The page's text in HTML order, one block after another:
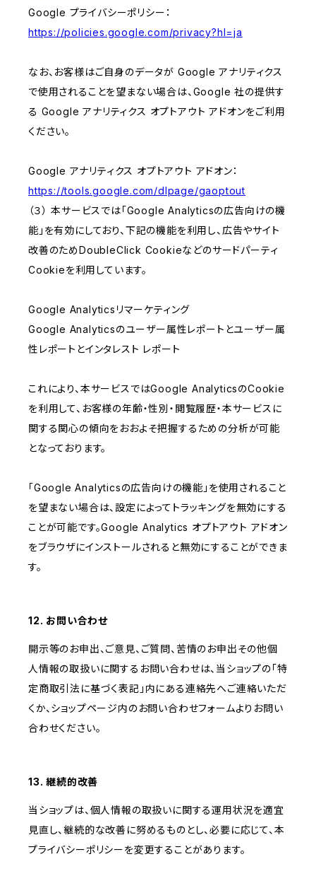
Google プライバシーポリシー：
https://policies.google.com/privacy?hl=ja
なお、お客様はご自身のデータが Google アナリティクス
で使用されることを望まない場合は、Google 社の提供す
る Google アナリティクス オプトアウト アドオンをご利用
ください。
Google アナリティクス オプトアウト アドオン：
https://tools.google.com/dlpage/gaoptout
（３） 本サービスでは「Google Analyticsの広告向けの機
能」を有効にしており、下記の機能を利用し、広告やサイト
改善のためDoubleClick Cookieなどのサードパーティ
Cookieを利用しています。
Google Analyticsリマーケティング
Google Analyticsのユーザー属性レポートとユーザー属
性レポートとインタレスト レポート
これにより、本サービスではGoogle AnalyticsのCookie
を利用して、お客様の年齢・性別・閲覧履歴・本サービスに
関する関心の傾向をおおよそ把握するための分析が可能
となっております。
「Google Analyticsの広告向けの機能」を使用されること
を望まない場合は、設定によってトラッキングを無効にする
ことが可能です。Google Analytics オプトアウト アドオン
をブラウザにインストールされると無効にすることができま
す。
12. お問い合わせ
開示等のお申出、ご意見、ご質問、苦情のお申出その他個
人情報の取扱いに関するお問い合わせは、当ショップの「特
定商取引法に基づく表記」内にある連絡先へご連絡いただ
くか、ショップページ内のお問い合わせフォームよりお問い
合わせください。
13. 継続的改善
当ショップは、個人情報の取扱いに関する運用状況を適宜
見直し、継続的な改善に努めるものとし、必要に応じて、本
プライバシーポリシーを変更することがあります。